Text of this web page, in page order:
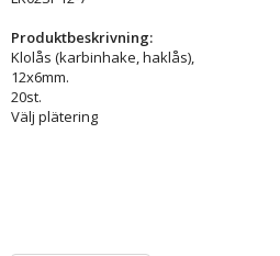
Produktbeskrivning:
Klolås (karbinhake, haklås),
12x6mm.
20st.
Välj plätering